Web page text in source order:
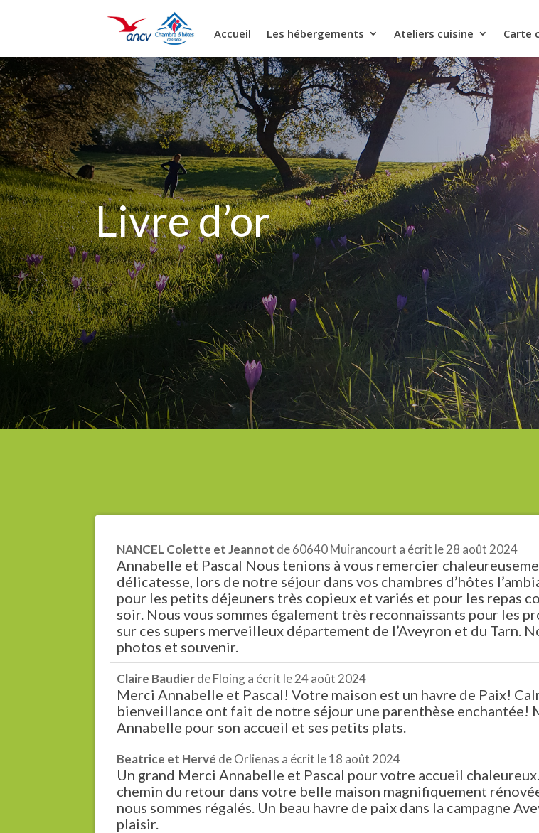
Accueil Les hébergements Ateliers cuisine Carte
Livre d’or
NANCEL Colette et Jeannot de60640 Muirancourt a écrit le28 août 2024
Annabelle et Pascal Nous tenions à vous remercier
délicatesse, lors de notre séjour dans vos chambres d’hôtes
pour les petits déjeuners très copieux et variés et pour les repas
soir. Nous vous sommes également très reconnaissants pour les
sur ces supers merveilleux département de l’Aveyron et du Tarn.
photos et souvenir.
Claire BaudierdeFloinga écrit le24 août 2024
Merci Annabelle et Pascal! Votre maison est un havre de Paix!
bienveillance ont fait de notre séjour une parenthèse enchantée!
Annabelle pour son accueil et ses petits plats.
Beatrice et Hervé deOrlienas a écrit le18 août 2024
Un grand Merci Annabelle et Pascal pour votre accueil
chemin du retour dans votre belle maison magnifiquement
nous sommes régalés. Un beau havre de paix dans la campagne
plaisir.